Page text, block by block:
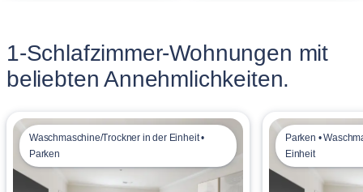
1-Schlafzimmer-Wohnungen mit
beliebten Annehmlichkeiten.
Waschmaschine/Trockner in der Einheit •
Parken
Parken •
Einheit